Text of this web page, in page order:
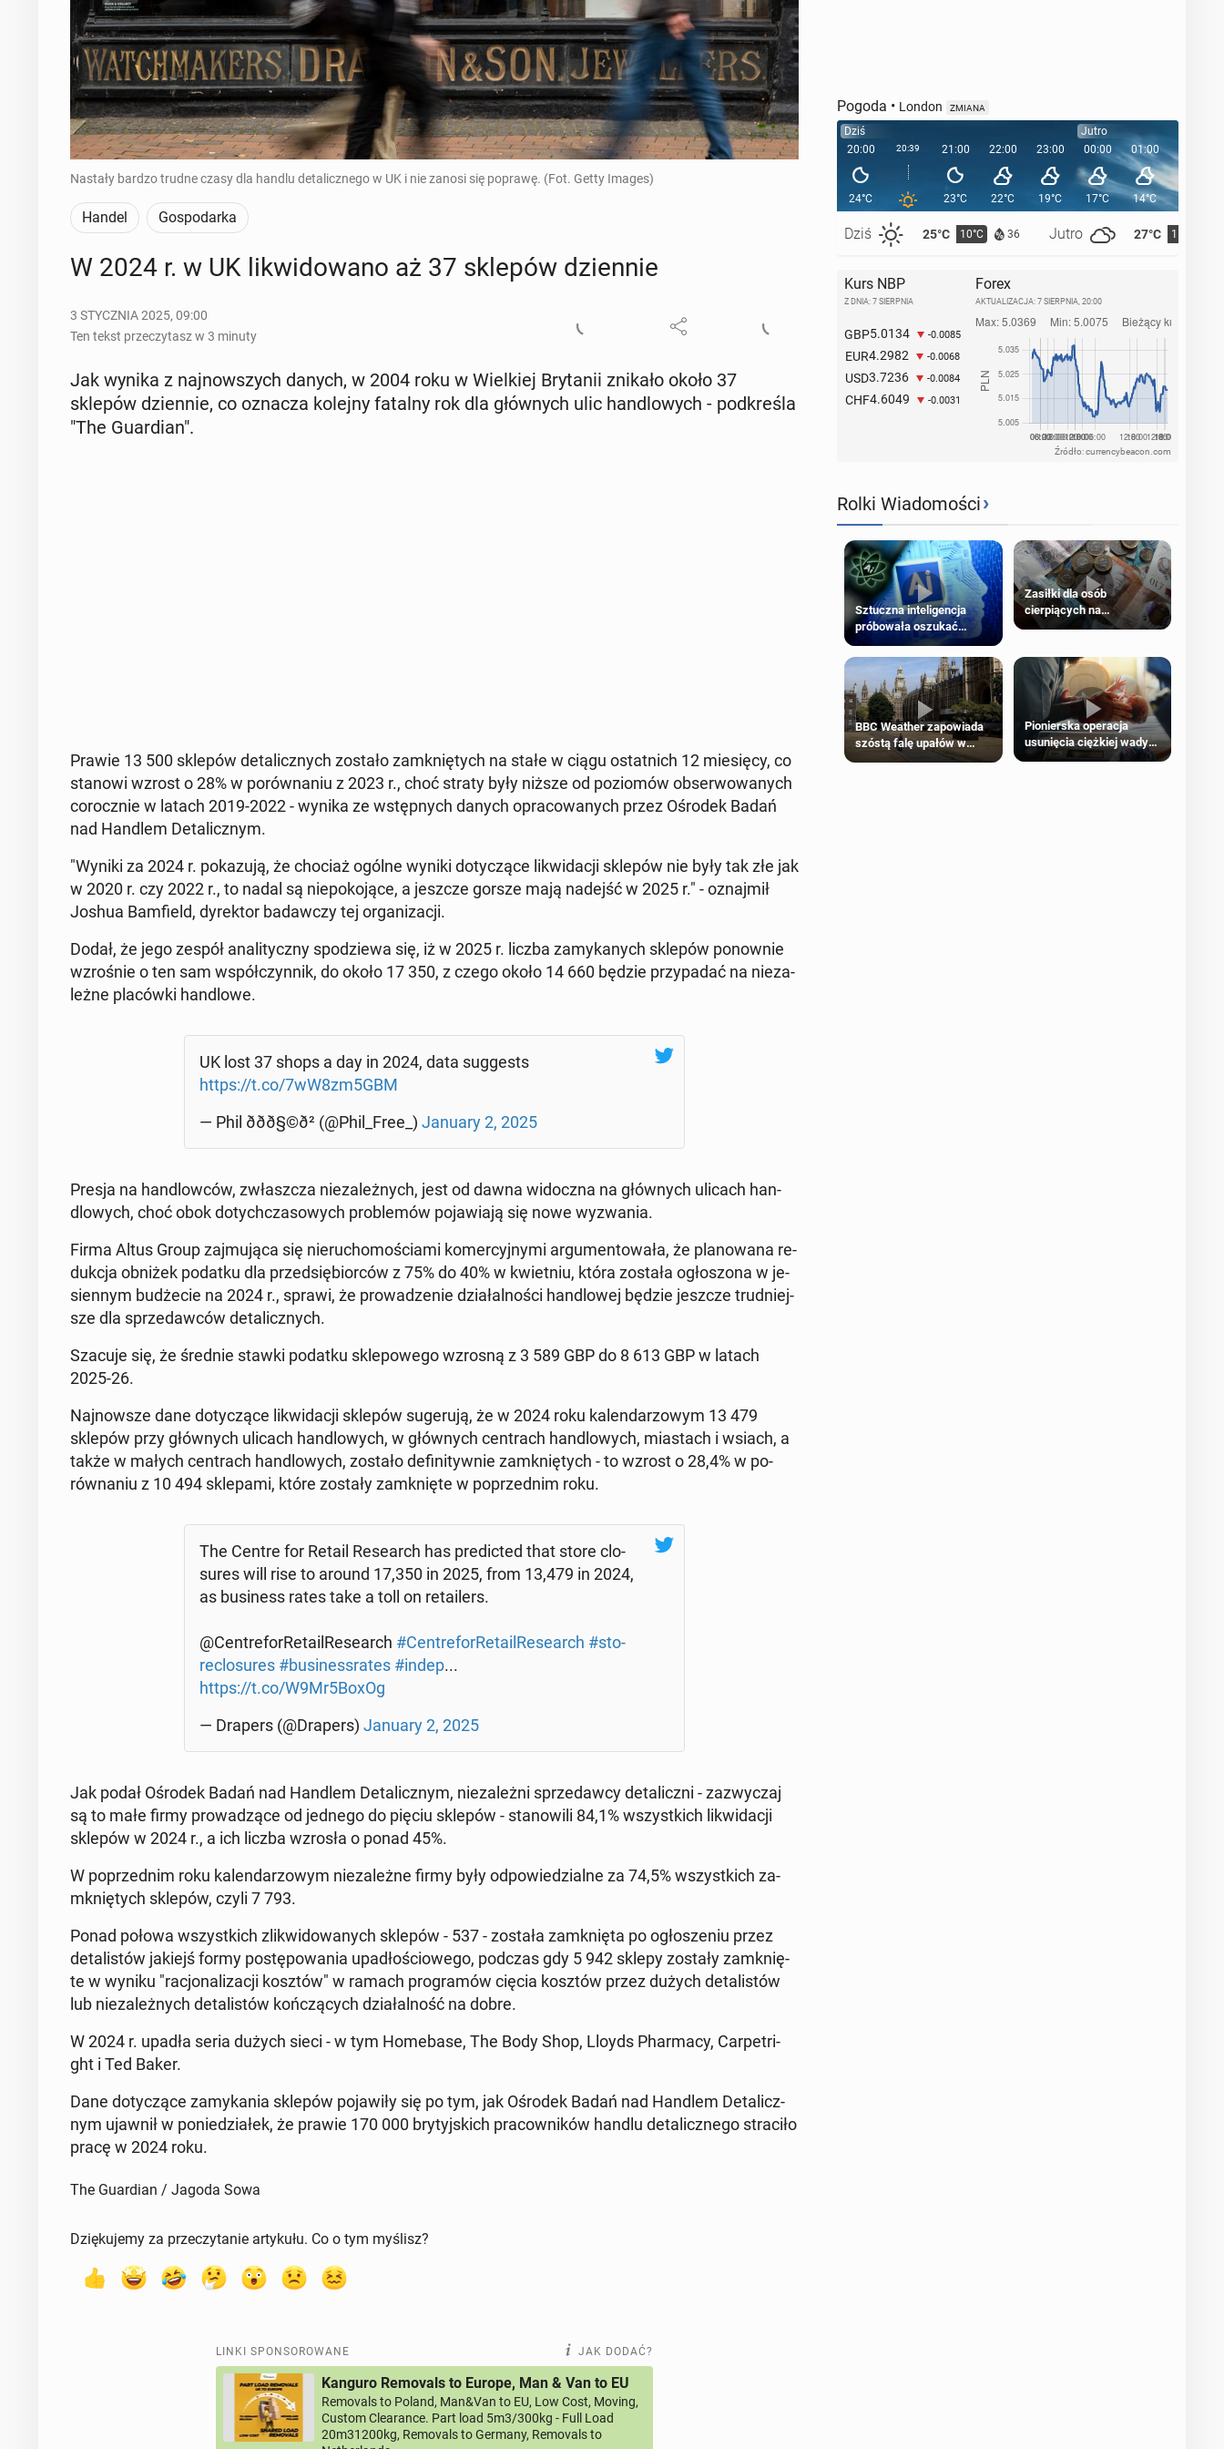
Nastały bardzo trudne czasy dla handlu detalicznego w UK i nie zanosi się poprawę. (Fot. Getty Images)
Handel Gospodarka
W 2024 r. w UK li­kwi­do­wa­no aż 37 sklepów dzien­nie
3 STYCZNIA 2025, 09:00
Ten tekst przeczytasz w 3 minuty
Jak wynika z naj­now­szych danych, w 2004 roku w Wiel­kiej Bry­ta­nii znikało około 37
sklepów dzien­nie, co oznacza kolejny fatalny rok dla głów­nych ulic han­dlo­wych - pod­kre­śla
"The Gu­ar­dian".
Prawie 13 500 sklepów de­ta­licz­nych zostało za­mknię­tych na stałe w ciągu ostat­nich 12 mie­się­cy, co
stanowi wzrost o 28% w po­rów­na­niu z 2023 r., choć straty były niższe od po­zio­mów ob­ser­wo­wa­nych
co­rocz­nie w latach 2019-2022 - wynika ze wstęp­nych danych opra­co­wa­nych przez Ośrodek Badań
nad Handlem De­ta­licz­nym.
"Wyniki za 2024 r. po­ka­zu­ją, że chociaż ogólne wyniki do­ty­czą­ce li­kwi­da­cji sklepów nie były tak złe jak
w 2020 r. czy 2022 r., to nadal są nie­po­ko­ją­ce, a jeszcze gorsze mają nadejść w 2025 r." - oznaj­mił
Joshua Bam­field, dy­rek­tor ba­daw­czy tej or­ga­ni­za­cji.
Dodał, że jego zespół ana­li­tycz­ny spo­dzie­wa się, iż w 2025 r. liczba za­my­ka­nych sklepów po­now­nie
wzro­śnie o ten sam współ­czyn­nik, do około 17 350, z czego około 14 660 będzie przy­pa­dać na nie­za­
leż­ne pla­ców­ki han­dlo­we.
UK lost 37 shops a day in 2024, data sug­ge­sts
https://t.co/7wW8zm5GBM
— Phil ððð§©ð² (@Phil_Free_) January 2, 2025
Presja na han­dlow­ców, zwłasz­cza nie­za­leż­nych, jest od dawna wi­docz­na na głów­nych ulicach han­
dlo­wych, choć obok do­tych­cza­so­wych pro­ble­mów po­ja­wia­ją się nowe wy­zwa­nia.
Firma Altus Group zaj­mu­ją­ca się nie­ru­cho­mo­ścia­mi ko­mer­cyj­ny­mi ar­gu­men­to­wa­ła, że pla­no­wa­na re­
duk­cja obniżek podatku dla przed­się­bior­ców z 75% do 40% w kwiet­niu, która została ogło­szo­na w je­
sien­nym bu­dże­cie na 2024 r., sprawi, że pro­wa­dze­nie dzia­łal­no­ści han­dlo­wej będzie jeszcze trud­niej­
sze dla sprze­daw­ców de­ta­licz­nych.
Szacuje się, że średnie stawki podatku skle­po­we­go wzrosną z 3 589 GBP do 8 613 GBP w latach
2025-26.
Naj­now­sze dane do­ty­czą­ce li­kwi­da­cji sklepów su­ge­ru­ją, że w 2024 roku ka­len­da­rzo­wym 13 479
sklepów przy głów­nych ulicach han­dlo­wych, w głów­nych cen­trach han­dlo­wych, mia­stach i wsiach, a
także w małych cen­trach han­dlo­wych, zostało de­fi­ni­tyw­nie za­mknię­tych - to wzrost o 28,4% w po­
rów­na­niu z 10 494 skle­pa­mi, które zostały za­mknię­te w po­przed­nim roku.
The Centre for Retail Re­se­arch has pre­dic­ted that store clo­
su­res will rise to around 17,350 in 2025, from 13,479 in 2024,
as bu­si­ness rates take a toll on re­ta­ilers.
@Cen­tre­for­Re­ta­il­Re­se­arch #Cen­tre­for­Re­ta­il­Re­se­arch #sto­
rec­lo­su­res #bu­si­nessra­tes #indep...
https://t.co/W9Mr5BoxOg
— Drapers (@Drapers) January 2, 2025
Jak podał Ośrodek Badań nad Handlem De­ta­licz­nym, nie­za­leż­ni sprze­daw­cy de­ta­licz­ni - za­zwy­czaj
są to małe firmy pro­wa­dzą­ce od jednego do pięciu sklepów - sta­no­wi­li 84,1% wszyst­kich li­kwi­da­cji
sklepów w 2024 r., a ich liczba wzrosła o ponad 45%.
W po­przed­nim roku ka­len­da­rzo­wym nie­za­leż­ne firmy były od­po­wie­dzial­ne za 74,5% wszyst­kich za­
mknię­tych sklepów, czyli 7 793.
Ponad połowa wszyst­kich zli­kwi­do­wa­nych sklepów - 537 - została za­mknię­ta po ogło­sze­niu przez
de­ta­li­stów jakiejś formy po­stę­po­wa­nia upa­dło­ścio­we­go, podczas gdy 5 942 sklepy zostały za­mknię­
te w wyniku "ra­cjo­na­li­za­cji kosztów" w ramach pro­gra­mów cięcia kosztów przez dużych de­ta­li­stów
lub nie­za­leż­nych de­ta­li­stów koń­czą­cych dzia­łal­ność na dobre.
W 2024 r. upadła seria dużych sieci - w tym Ho­me­ba­se, The Body Shop, Lloyds Phar­ma­cy, Car­pe­tri­
ght i Ted Baker.
Dane do­ty­czą­ce za­my­ka­nia sklepów po­ja­wi­ły się po tym, jak Ośrodek Badań nad Handlem De­ta­licz­
nym ujawnił w po­nie­dzia­łek, że prawie 170 000 bry­tyj­skich pra­cow­ni­ków handlu de­ta­licz­ne­go stra­ci­ło
pracę w 2024 roku.
The Guardian / Jagoda Sowa
Dziękujemy za przeczytanie artykułu. Co o tym myślisz?
LINKI SPONSOROWANE JAK DODAĆ?
Kanguro Removals to Europe, Man & Van to EU
Removals to Poland, Man&Van to EU, Low Cost, Moving,
Custom Clearance. Part load 5m3/300kg - Full Load
20m31200kg, Removals to Germany, Removals to
Pogoda • London ZMIANA
Dziś
20:00
24°C
Dziś 25°C 10°C 36 Jutro 27°C 11°C
20:39 21:00
23°C
22:00
22°C
23:00
19°C
Jutro
00:00
17°C
01:00
14°C
02:00
Kurs NBP
Z DNIA: 7 SIERPNIA
GBP5.0134 -0.0085
EUR4.2982 -0.0068
USD3.7236 -0.0084
CHF4.6049 -0.0031
Forex
AKTUALIZACJA: 7 SIERPNIA, 20:00
Źródło: currencybeacon.com
Rolki Wiadomości›
Sztuczna inteligencja
próbowała oszukać
człowieka
Zasiłki dla osób
cierpiących na
schorzenia psychiczne
BBC Weather zapowiada
szóstą falę upałów w
Londynie
Pionierska operacja
usunięcia ciężkiej wady
wrodzonej płodu w łonie